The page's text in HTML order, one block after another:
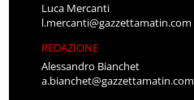
Luca Mercanti
l.mercanti@gazzettamatin.com
REDAZIONE
Alessandro Bianchet
a.bianchet@gazzettamatin.com